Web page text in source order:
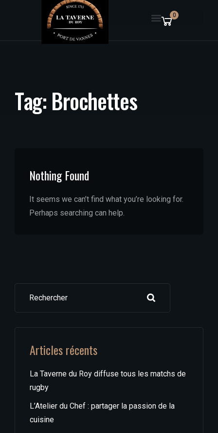
0
Tag: Brochettes
Nothing Found
It seems we can’t find what you’re looking for.
Perhaps searching can help.
Rechercher
Articles récents
La Taverne du Roy diffuse tous les matchs de
rugby
L’Atelier du Chef : partager la passion de la
cuisine